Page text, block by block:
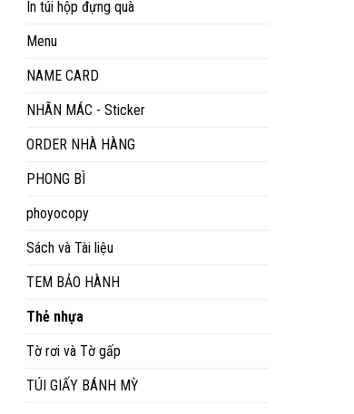
In túi hộp đựng quà
Menu
NAME CARD
NHÃN MÁC - Sticker
ORDER NHÀ HÀNG
PHONG BÌ
phoyocopy
Sách và Tài liệu
TEM BẢO HÀNH
Thẻ nhựa
Tờ rơi và Tờ gấp
TÚI GIẤY BÁNH MỲ